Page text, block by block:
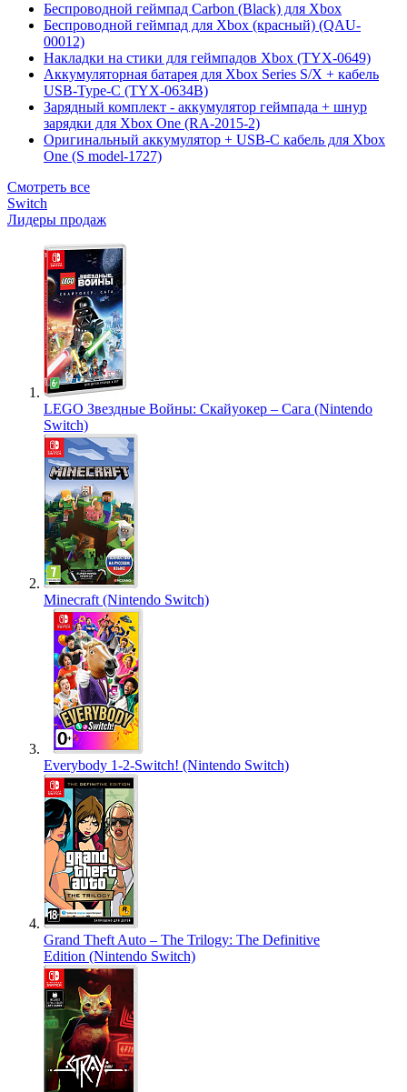
Беспроводной геймпад Carbon (Black) для Xbox
Беспроводной геймпад для Xbox (красный) (QAU-
00012)
Накладки на стики для геймпадов Xbox (TYX-0649)
Аккумуляторная батарея для Xbox Series S/X + кабель
USB-Type-C (TYX-0634B)
Зарядный комплект - аккумулятор геймпада + шнур
зарядки для Xbox One (RA-2015-2)
Оригинальный аккумулятор + USB-C кабель для Xbox
One (S model-1727)
Смотреть все
Switch
Лидеры продаж
LEGO Звездные Войны: Скайуокер – Сага (Nintendo
Switch)
Minecraft (Nintendo Switch)
Everybody 1-2-Switch! (Nintendo Switch)
Grand Theft Auto – The Trilogy: The Definitive
Edition (Nintendo Switch)